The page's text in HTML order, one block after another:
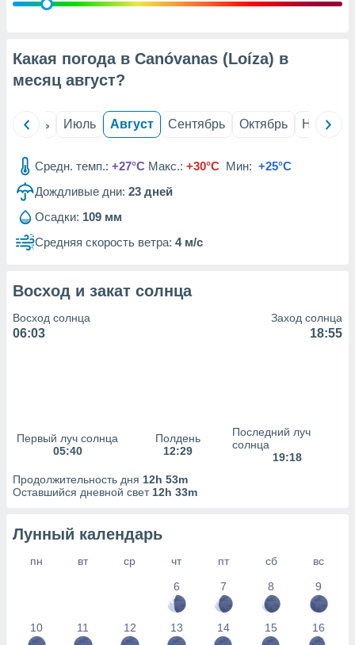
данных
рекламы
сведения
Какая погода в Canóvanas (Loíza) в
месяц август?
Июнь Июль Август Сентябрь Октябрь Ноябрь
Средн. темп.: +27°C Макс.: +30°C Мин: +25°C
Дождливые дни: 23 дней
Осадки: 109 мм
Средняя скорость ветра: 4 м/с
Восход и закат солнца
Восход солнца
06:03
Заход солнца
18:55
Первый луч солнца
05:40
Полдень
12:29
Последний луч
солнца
19:18
Продолжительность дня 12h 53m
Оставшийся дневной свет 12h 33m
Лунный календарь
пн вт ср чт пт сб
вс
6
7 8 9
10 11 12 13 14 15 16